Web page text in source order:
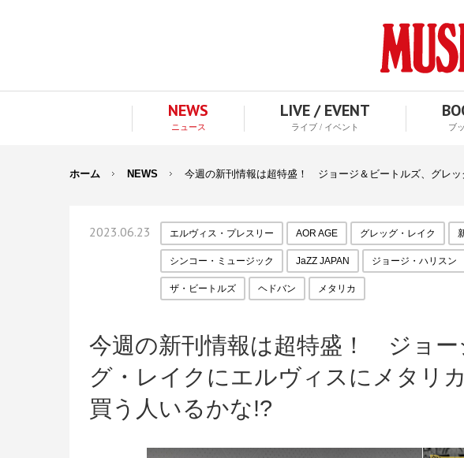
NEWS
ニュース
LIVE / EVENT
ライブ / イベント ブ
ホーム NEWS 今週の新刊情報は超特盛！ ジョージ＆ビートルズ、グレ
2023.06.23 エルヴィス・プレスリー AOR AGE グレッグ・レイク
シンコー・ミュージック JaZZ JAPAN ジョージ・ハリスン
ザ・ビートルズ ヘドバン メタリカ
今週の新刊情報は超特盛！ ジョー
グ・レイクにエルヴィスにメタリ
買う人いるかな!?